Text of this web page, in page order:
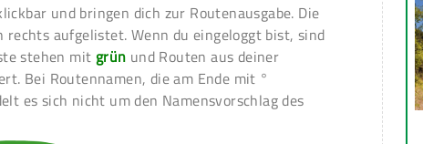
und bringen dich zur Routenausgabe. Die
rechts aufgelistet. Wenn du eingeloggt bist, sind
stehen mit grün und Routen aus deiner
Bei Routennamen, die am Ende mit °
es sich nicht um den Namensvorschlag des